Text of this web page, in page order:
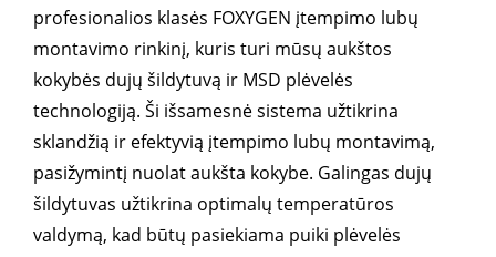
profesionalios klasės FOXYGEN įtempimo lubų
montavimo rinkinį, kuris turi mūsų aukštos
kokybės dujų šildytuvą ir MSD plėvelės
technologiją. Ši išsamesnė sistema užtikrina
sklandžią ir efektyvią įtempimo lubų montavimą,
pasižymintį nuolat aukšta kokybe. Galingas dujų
šildytuvas užtikrina optimalų temperatūros
valdymą, kad būtų pasiekiama puiki plėvelės